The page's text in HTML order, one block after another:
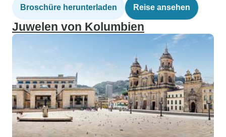
Broschüre herunterladen Reise ansehen
Juwelen von Kolumbien